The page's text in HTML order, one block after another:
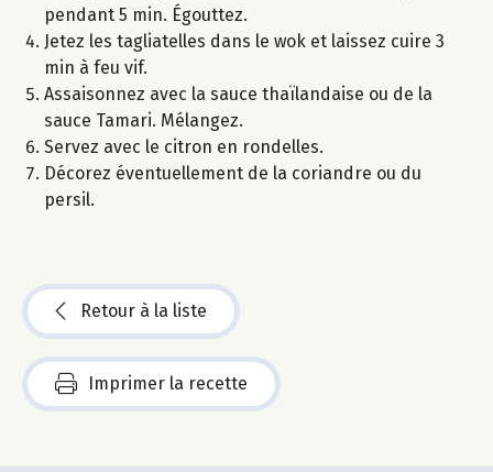
pendant 5 min. Égouttez.
Jetez les tagliatelles dans le wok et laissez cuire 3
min à feu vif.
Assaisonnez avec la sauce thaïlandaise ou de la
sauce Tamari. Mélangez.
Servez avec le citron en rondelles.
Décorez éventuellement de la coriandre ou du
persil.
Retour à la liste
Imprimer la recette